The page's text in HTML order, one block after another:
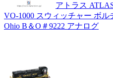
アトラス
VO-1000 スウィッチャー ボル
Ohio B＆O＃9222 アナログ